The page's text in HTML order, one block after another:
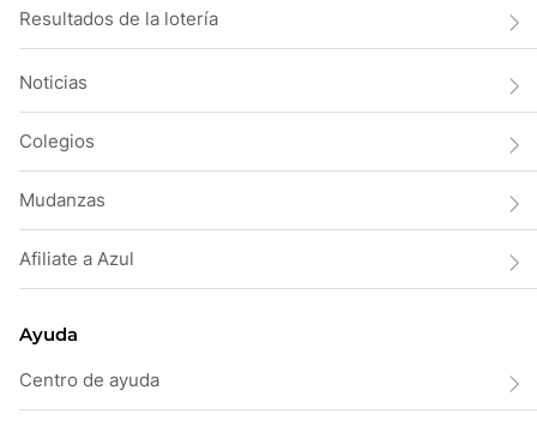
Resultados de la lotería
Noticias
Colegios
Mudanzas
Afiliate a Azul
Ayuda
Centro de ayuda